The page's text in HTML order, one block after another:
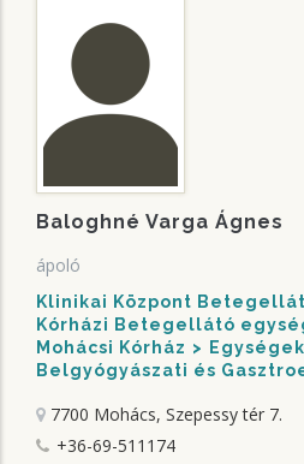
Baloghné Varga Ágnes
ápoló
Klinikai Központ
Kórházi Betegellátó
Mohácsi Kórház
Egységek
Belgyógyászati és
7700 Mohács, Szepessy tér 7.
+36-69-511174